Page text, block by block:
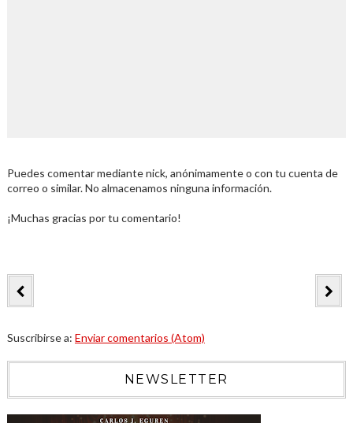
Puedes comentar mediante nick, anónimamente o con tu cuenta de
correo o similar. No almacenamos ninguna información.
¡Muchas gracias por tu comentario!
Suscribirse a: Enviar comentarios (Atom)
NEWSLETTER